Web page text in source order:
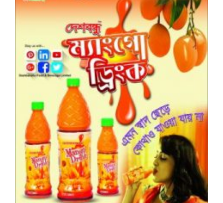
ভর্তি ২৪৮ জন
বিদেশী ভাষা শিক্ষার প্রতি মাননীয় প্রধান
উপদেষ্টার গুরুত্বারোপ : প্রেক্ষিত কারিকুলাম-
বন্যার্তদের জন্য প্রধান উপদেষ্টার তহবিলে
অনুদান পাঠানোর উপায়
আন্তঃক্যাডার বৈষম্যে বঞ্চনার শিকার
বিসিএস ক্যাডারদের মধ্যে ক্ষোভ
বৈষম্যের বিরুদ্ধে খাদ্য ক্যাডারদের
মানববন্ধন